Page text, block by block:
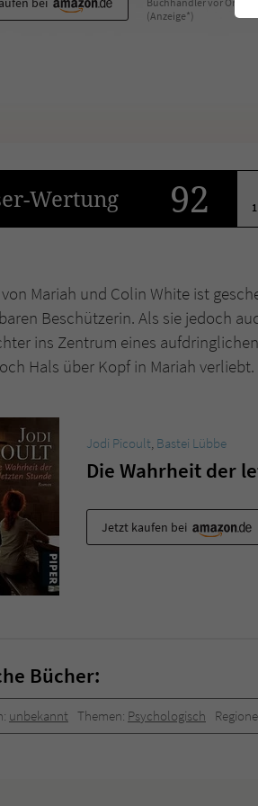
(Anzeige*)
-Wertung 92
1
von Mariah und Colin White ist
Beschützerin. Als sie jedoch
ins Zentrum eines
Hals über Kopf in Mariah verliebt.
Jodi Picoult, Bastei Lübbe
Die Wahrheit der
Jetzt kaufen bei
Bücher:
unbekannt Themen: Psychologisch